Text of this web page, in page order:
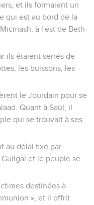
et ils formaient un
qui est au bord de la
à l'est de Beth-
ils étaient serrés de
les buissons, les
le Jourdain pour se
Quant à Saül, il
qui se trouvait à ses
au délai fixé par
Guilgal et le peuple se
destinées à
», et il offrit